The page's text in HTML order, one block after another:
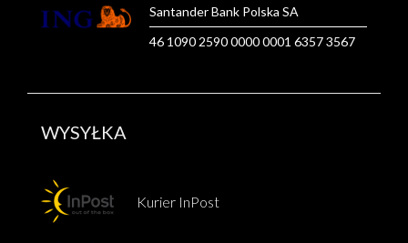
Santander Bank Polska SA
46 1090 2590 0000 0001 6357 3567
WYSYŁKA
Kurier InPost